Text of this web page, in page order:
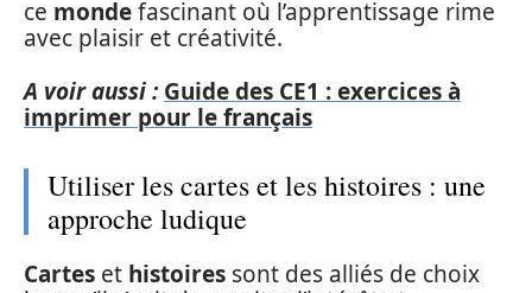
ce mondefascinant où l’apprentissage rime
avec plaisir et créativité.
A voir aussi : Guide des CE1 : exercices à
imprimer pour le français
Utiliser les cartes et les histoires : une
approche ludique
Cartes et histoires sont des alliés de choix